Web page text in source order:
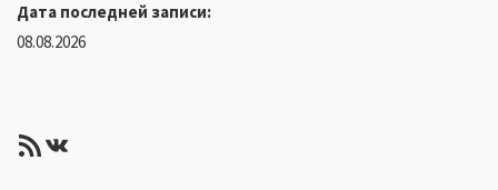
Дата последней записи:
08.08.2026
RSS-лентаВКонтакте